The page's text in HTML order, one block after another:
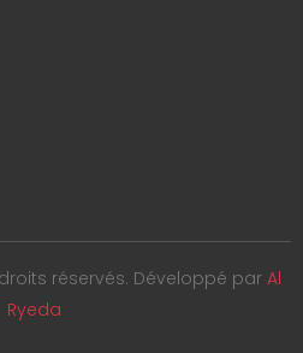
réservés. Développé par Al
Ryeda